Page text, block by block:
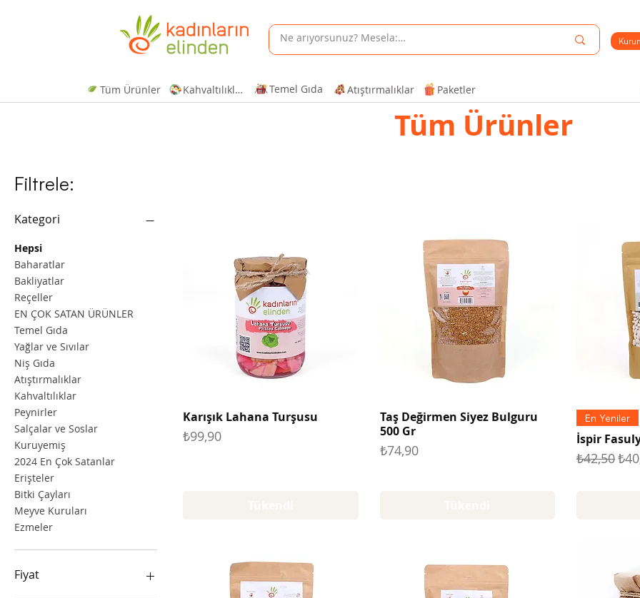
Tüm Ürünler Kahvaltılıklar Temel Gıda Atıştırmalıklar Paketler
Tüm Ürünler
Filtrele:
Kategori
Hepsi
Baharatlar
Bakliyatlar
Reçeller
EN ÇOK SATAN ÜRÜNLER
Temel Gıda
Yağlar ve Sıvılar
Niş Gıda
Atıştırmalıklar
Kahvaltılıklar
Peynirler
Salçalar ve Soslar
Kuruyemiş
2024 En Çok Satanlar
Erişteler
Bitki Çayları
Meyve Kuruları
Ezmeler
Fiyat
Karışık Lahana Turşusu
Fiyat
₺99,90
Taş Değirmen Siyez Bulguru
500 Gr
Fiyat
₺74,90
En Yeniler
İspir
Normal
₺42,50